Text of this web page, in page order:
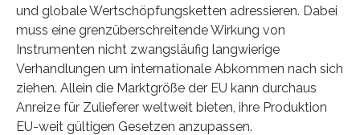
und globale Wertschöpfungsketten adressieren. Dabei
muss eine grenzüberschreitende Wirkung von
Instrumenten nicht zwangsläufig langwierige
Verhandlungen um internationale Abkommen nach sich
ziehen. Allein die Marktgröße der EU kann durchaus
Anreize für Zulieferer weltweit bieten, ihre Produktion
EU-weit gültigen Gesetzen anzupassen.